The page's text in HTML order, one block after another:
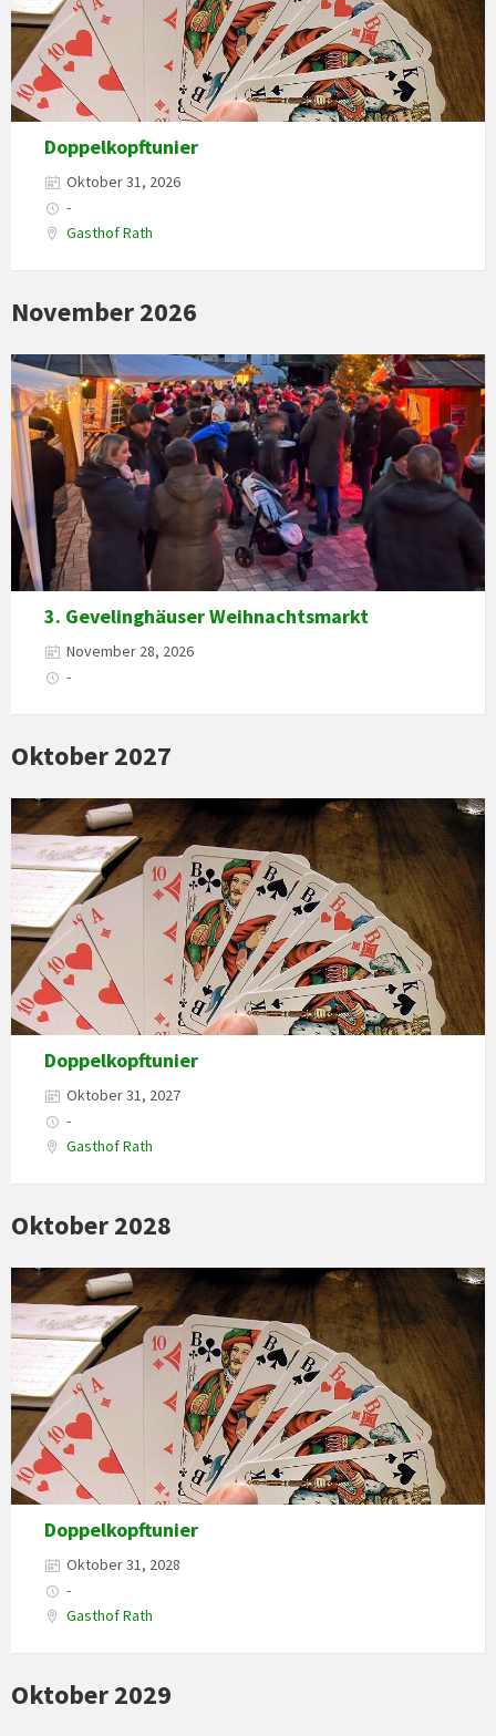
Doppelkopftunier
Oktober 31, 2026
-
Gasthof Rath
November 2026
3. Gevelinghäuser Weihnachtsmarkt
November 28, 2026
-
Oktober 2027
Doppelkopftunier
Oktober 31, 2027
-
Gasthof Rath
Oktober 2028
Doppelkopftunier
Oktober 31, 2028
-
Gasthof Rath
Oktober 2029